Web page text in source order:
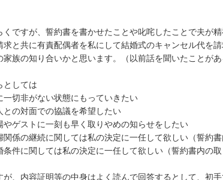
くですが、誓約書を書かせたことや叱咤したことで夫が
求と共に有責配偶者を私にして結婚式のキャンセル代を
家族の知り合いかと思います。（以前話を聞いたことがあ
としては
一切非がない状態にもっていきたい
との対面での協議を希望したい
やゲストに一刻も早く取りやめの知らせをしたい
関係の継続に関しては私の決定に一任して欲しい（誓約書
条件に関しては私の決定に一任して欲しい（誓約書内の取
が、内容証明等の中身はよく読んで回答するとして、初